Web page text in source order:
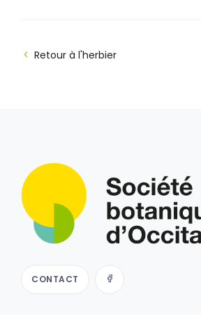
Retour à l'herbier
CONTACT